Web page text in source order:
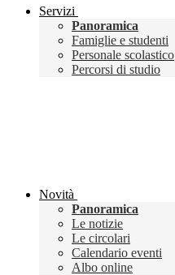
Servizi
Panoramica
Famiglie e studenti
Personale scolastico
Percorsi di studio
Novità
Panoramica
Le notizie
Le circolari
Calendario eventi
Albo online